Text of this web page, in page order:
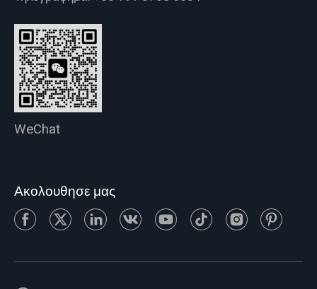
WeChat
Ακολουθησε μας